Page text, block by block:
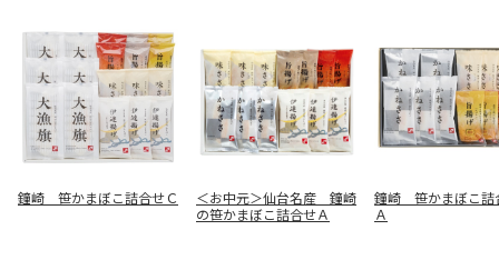
鐘崎 笹かまぼこ詰合せＣ
＜お中元＞仙台名産 鐘崎
の笹かまぼこ詰合せＡ
鐘崎 笹かまぼこ
Ａ